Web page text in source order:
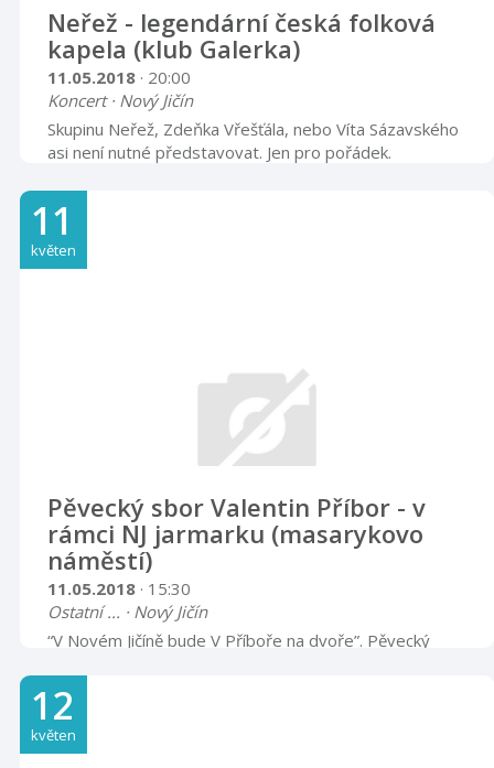
Neřež - legendární česká folková
kapela (klub Galerka)
11.05.2018 · 20:00
Koncert · Nový Jičín
Skupinu Neřež, Zdeňka Vřešťála, nebo Víta Sázavského
asi není nutné představovat. Jen pro pořádek.
mohli vidět také Kláru Vytiskovou a další. Neřež má
samozřejmě i svou vlastní kariéru a dlouhodobě patří
mezi folkové stálice na naší hudební scéně.
11
květen
Pěvecký sbor Valentin Příbor - v
rámci NJ jarmarku (masarykovo
náměstí)
11.05.2018 · 15:30
Ostatní ... · Nový Jičín
“V Novém Jičíně bude V Příboře na dvoře”. Pěvecký
vznikl v roce 2015 a je tvořen zpěváky napříč
generacemi. Ve své činnosti se věnuje především
autorskému zpracování lidových písní z Příbora a okolí a
zaměřuje se na oživení i těch méně známých. Při svých
12
květen